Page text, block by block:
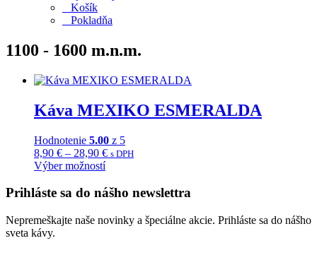
Košík
Pokladňa
1100 - 1600 m.n.m.
Káva MEXIKO ESMERALDA
Hodnotenie 5.00 z 5
8,90 € – 28,90 €Price
through
s DPH
Výber možností
produkt
viacero
variantov.
Možnosti
Prihláste sa do nášho newslettra
Nepremeškajte naše novinky a špeciálne akcie. Prihláste sa do nášho
sveta kávy.